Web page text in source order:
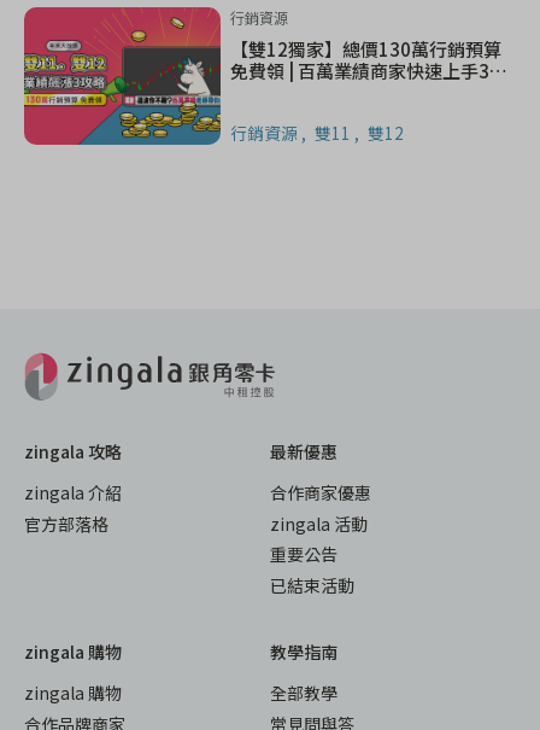
行銷資源
【雙12獨家】總價130萬行銷預算
免費領 | 百萬業績商家快速上手3攻
行銷資源 雙11 雙12
zingala 攻略
zingala 介紹
官方部落格
最新優惠
合作商家優惠
zingala 活動
重要公告
已結束活動
zingala 購物
zingala 購物
合作品牌商家
教學指南
全部教學
常見問與答